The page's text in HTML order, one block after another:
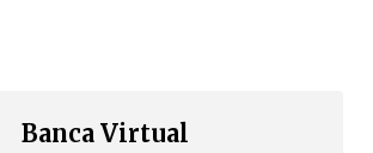
Banca Virtual